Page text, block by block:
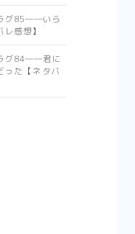
げ』で戦
め】
役令
おじさ
グ85――いら
感想】
グ84――君に
った【ネタバ